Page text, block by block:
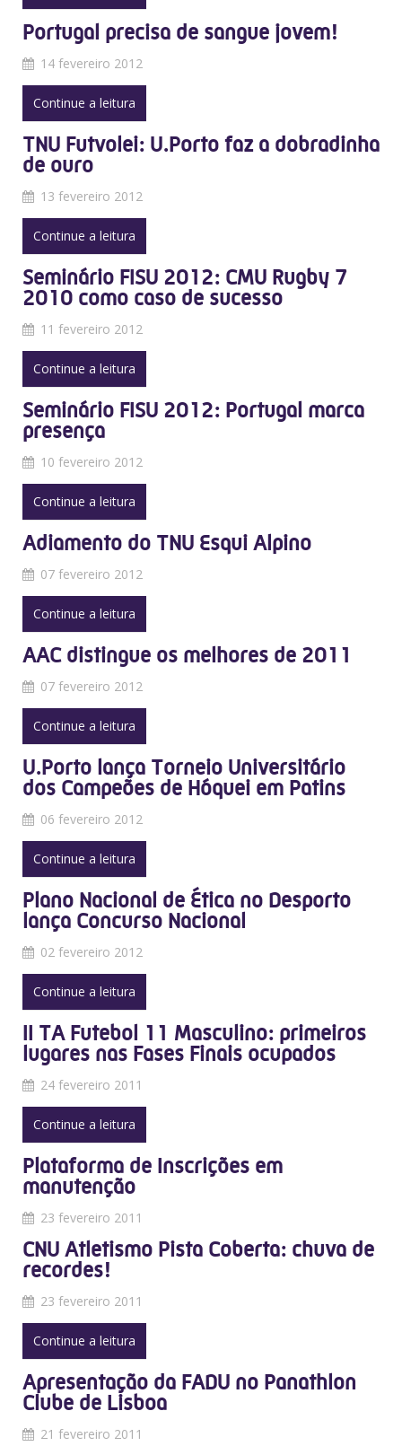
Portugal precisa de sangue jovem!
14 fevereiro 2012
Continue a leitura
TNU Futvolei: U.Porto faz a dobradinha
de ouro
13 fevereiro 2012
Continue a leitura
Seminário FISU 2012: CMU Rugby 7
2010 como caso de sucesso
11 fevereiro 2012
Continue a leitura
Seminário FISU 2012: Portugal marca
presença
10 fevereiro 2012
Continue a leitura
Adiamento do TNU Esqui Alpino
07 fevereiro 2012
Continue a leitura
AAC distingue os melhores de 2011
07 fevereiro 2012
Continue a leitura
U.Porto lança Torneio Universitário
dos Campeões de Hóquei em Patins
06 fevereiro 2012
Continue a leitura
Plano Nacional de Ética no Desporto
lança Concurso Nacional
02 fevereiro 2012
Continue a leitura
II TA Futebol 11 Masculino: primeiros
lugares nas Fases Finais ocupados
24 fevereiro 2011
Continue a leitura
Plataforma de Inscrições em
manutenção
23 fevereiro 2011
CNU Atletismo Pista Coberta: chuva de
recordes!
23 fevereiro 2011
Continue a leitura
Apresentação da FADU no Panathlon
Clube de Lisboa
21 fevereiro 2011